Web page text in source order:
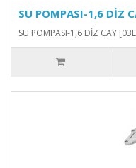
SU POMPASI-1,6 DİZ
SU POMPASI-1,6 DİZ CAY